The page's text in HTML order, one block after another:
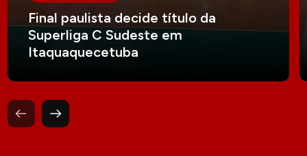
Final paulista decide título da
Superliga C Sudeste em
Itaquaquecetuba